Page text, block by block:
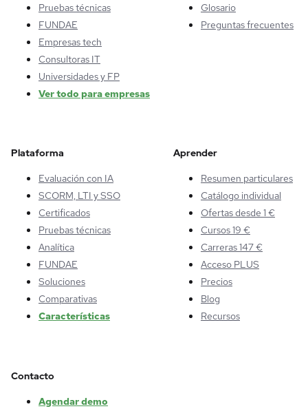
Pruebas técnicas
FUNDAE
Empresas tech
Consultoras IT
Universidades y FP
Ver todo para empresas
Glosario
Preguntas frecuentes
Plataforma
Evaluación con IA
SCORM, LTI y SSO
Certificados
Pruebas técnicas
Analítica
FUNDAE
Soluciones
Comparativas
Características
Aprender
Resumen particulares
Catálogo individual
Ofertas desde 1 €
Cursos 19 €
Carreras 147 €
Acceso PLUS
Precios
Blog
Recursos
Contacto
Agendar demo